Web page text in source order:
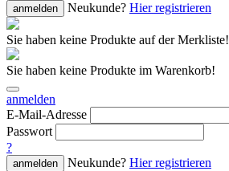
anmelden Neukunde? Hier registrieren
Sie haben keine Produkte auf der Merkliste!
Sie haben keine Produkte im Warenkorb!
anmelden
E-Mail-Adresse
Passwort
?
anmelden Neukunde? Hier registrieren